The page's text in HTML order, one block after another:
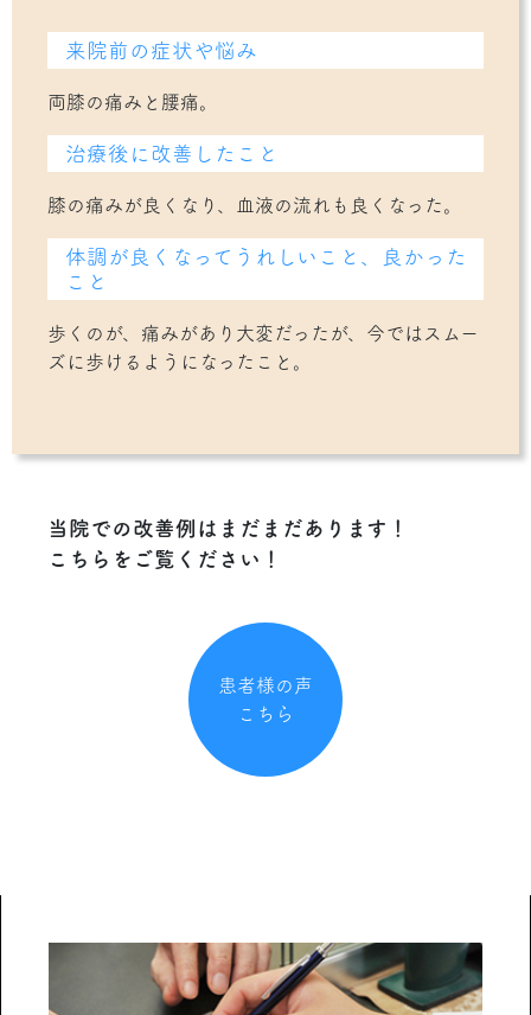
来院前の症状や悩み
両膝の痛みと腰痛。
治療後に改善したこと
膝の痛みが良くなり、血液の流れも良くなった。
体調が良くなってうれしいこと、良かった
こと
歩くのが、痛みがあり大変だったが、今ではスムー
ズに歩けるようになったこと。
当院での改善例はまだまだあります！
こちらをご覧ください！
患者様の声
こちら